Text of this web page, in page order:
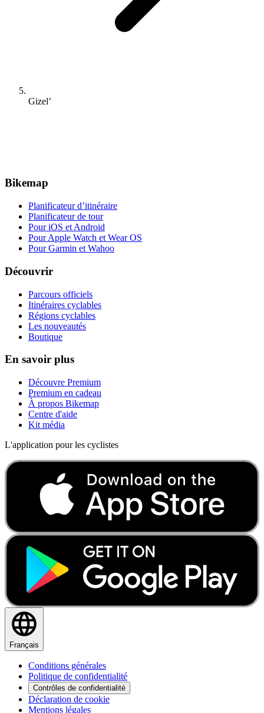
Gizel’
Bikemap
Planificateur d’itinéraire
Planificateur de tour
Pour iOS et Android
Pour Apple Watch et Wear OS
Pour Garmin et Wahoo
Découvrir
Parcours officiels
Itinéraires cyclables
Régions cyclables
Les nouveautés
Boutique
En savoir plus
Découvre Premium
Premium en cadeau
À propos Bikemap
Centre d'aide
Kit média
L'application pour les cyclistes
Français
Conditions générales
Politique de confidentialité
Contrôles de confidentialité
Déclaration de cookie
Mentions légales